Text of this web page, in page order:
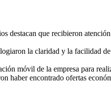
destacan que recibieron
la claridad y la facilidad
móvil de la empresa para
haber encontrado ofertas